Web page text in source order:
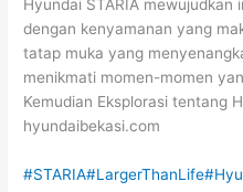
Hyundai STARIA mewujudkan
dengan kenyamanan yang
tatap muka yang
menikmati momen-momen
Kemudian Eksplorasi tentang
hyundaibekasi.com
#STARIA#LargerThanLife